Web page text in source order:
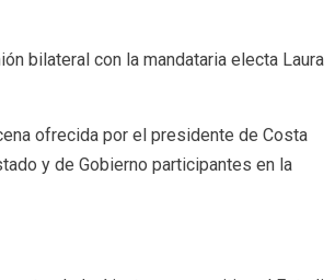
bilateral con la mandataria electa Laura
ofrecida por el presidente de Costa
y de Gobierno participantes en la